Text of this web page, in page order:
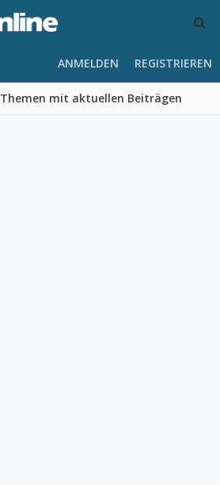
Themen mit aktuellen Beiträgen
ANMELDEN REGISTRIEREN